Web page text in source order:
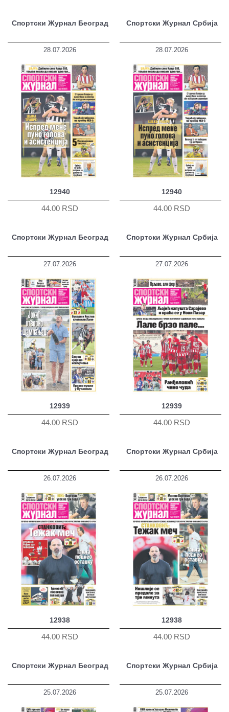
Спортски Журнал Београд
28.07.2026
12940
44.00 RSD
Спортски Журнал Србија
28.07.2026
12940
44.00 RSD
Спортски Журнал Београд
27.07.2026
12939
44.00 RSD
Спортски Журнал Србија
27.07.2026
12939
44.00 RSD
Спортски Журнал Београд
26.07.2026
12938
44.00 RSD
Спортски Журнал Србија
26.07.2026
12938
44.00 RSD
Спортски Журнал Београд
25.07.2026
Спортски Журнал Србија
25.07.2026